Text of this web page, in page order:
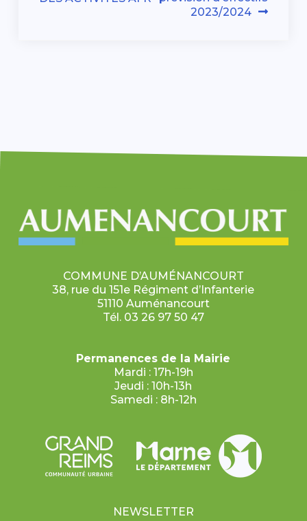
de
2023/2024
COMMUNE D’AUMÉNANCOURT
38, rue du 151e Régiment d’Infanterie
51110 Auménancourt
Tél. 03 26 97 50 47
Permanences de la Mairie
Mardi : 17h-19h
Jeudi : 10h-13h
Samedi : 8h-12h
NEWSLETTER